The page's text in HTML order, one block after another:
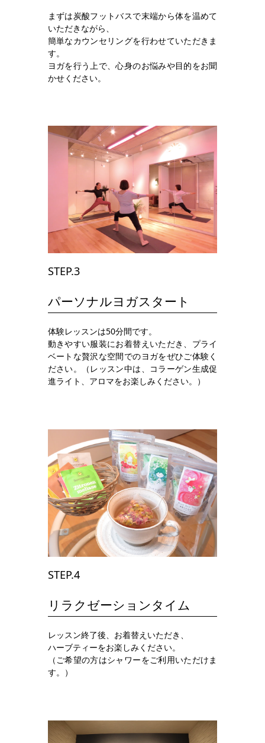
まずは炭酸フットバスで末端から体を温めて
いただきながら、
簡単なカウンセリングを行わせていただきま
す。
ヨガを行う上で、心身のお悩みや目的をお聞
かせください。
STEP.3
パーソナルヨガスタート
体験レッスンは50分間です。
動きやすい服装にお着替えいただき、プライ
ベートな贅沢な空間でのヨガをぜひご体験く
ださい。（レッスン中は、コラーゲン生成促
進ライト、アロマをお楽しみください。）
STEP.4
リラクゼーションタイム
レッスン終了後、お着替えいただき、
ハーブティーをお楽しみください。
（ご希望の方はシャワーをご利用いただけま
す。）